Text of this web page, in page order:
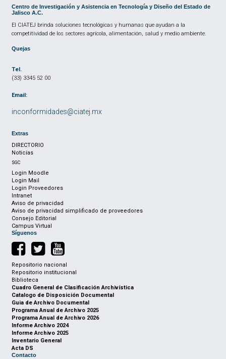
Centro de Investigación y Asistencia en Tecnología y Diseño del Estado de
Jalisco A.C.
El CIATEJ brinda soluciones tecnológicas y humanas que ayudan a la
competitividad de los sectores agrícola, alimentación, salud y medio ambiente.
Quejas
Tel.
(33) 3345 52 00
Email:
inconformidades@ciatej.mx
Extras
DIRECTORIO
Noticias
SGC
Login Moodle
Login Mail
Login Proveedores
Intranet
Aviso de privacidad
Aviso de privacidad simplificado de proveedores
Consejo Editorial
Campus Virtual
Síguenos
Repositorio nacional
Repositorio institucional
Biblioteca
Cuadro General de Clasificación Archivística
Catalogo de Disposición Documental
Guia de Archivo Documental
Programa Anual de Archivo 2025
Programa Anual de Archivo 2026
Informe Archivo 2024
Informe Archivo 2025
Inventario General
Acta DS
Contacto